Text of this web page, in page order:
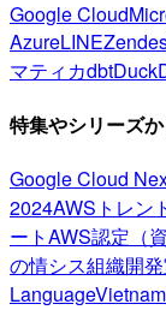
Google Cloud
AzureLINE
マティカdbt
特集やシリーズ
Google Cloud
2024AWSトレン
ートAWS認定（資
の情シス組織開
Language